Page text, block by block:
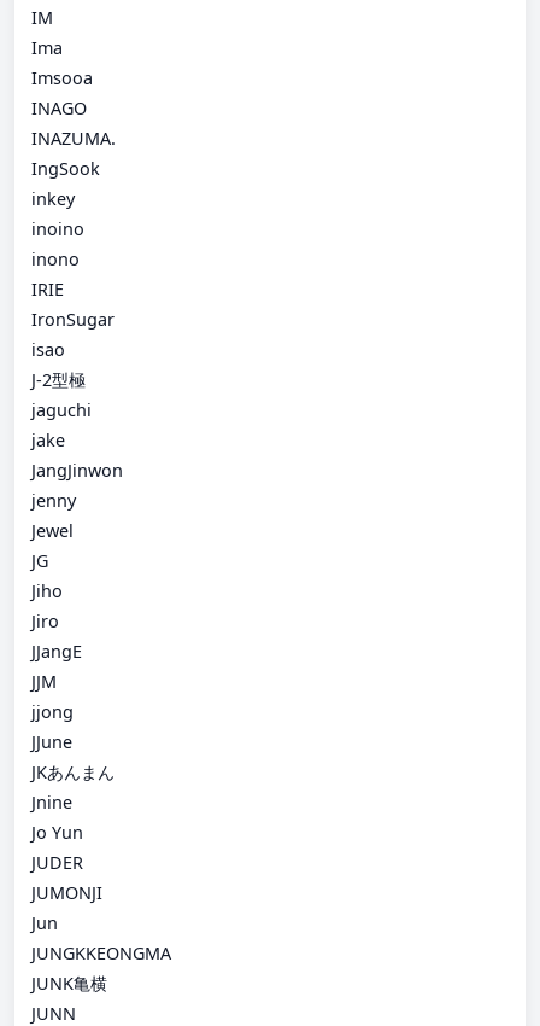
IM
Ima
Imsooa
INAGO
INAZUMA.
IngSook
inkey
inoino
inono
IRIE
IronSugar
isao
J-2型極
jaguchi
jake
JangJinwon
jenny
Jewel
JG
Jiho
Jiro
JJangE
JJM
jjong
JJune
JKあんまん
Jnine
Jo Yun
JUDER
JUMONJI
Jun
JUNGKKEONGMA
JUNK亀横
JUNN